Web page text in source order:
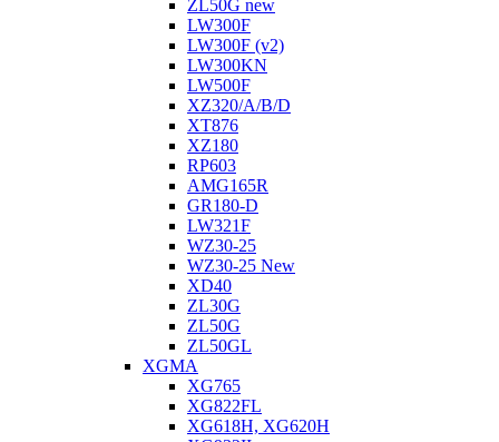
ZL50G new
LW300F
LW300F (v2)
LW300KN
LW500F
XZ320/A/B/D
XT876
XZ180
RP603
АMG165R
GR180-D
LW321F
WZ30-25
WZ30-25 New
XD40
ZL30G
ZL50G
ZL50GL
XGMA
XG765
XG822FL
XG618H, XG620H